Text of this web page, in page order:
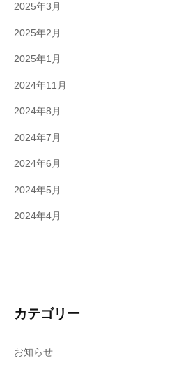
2025年3月
2025年2月
2025年1月
2024年11月
2024年8月
2024年7月
2024年6月
2024年5月
2024年4月
カテゴリー
お知らせ